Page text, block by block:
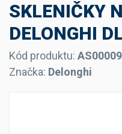
SKLENIČKY
DELONGHI
Kód produktu:
Značka: Delonghi